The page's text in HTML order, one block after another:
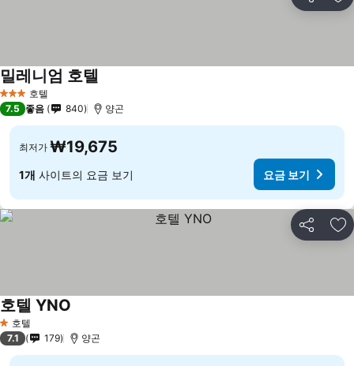
즐
3 성급 호텔
밀레니엄 호텔
7.5 좋음 840 양곤
최저가 ₩19,675
1개 사이트의 요금 보기 요금 보기
공유 즐
1 성급
호텔
호텔 YNO
7.1 179 양곤